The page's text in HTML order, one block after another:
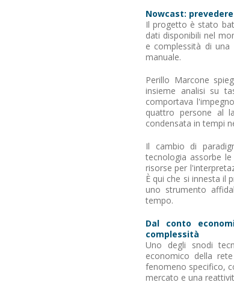
Nowcast:
Il progetto è stato
dati disponibili nel
e complessità di una
manuale.
Perillo Marcone
insieme analisi su
comportava
quattro persone al
condensata in tempi
Il cambio di
tecnologia assorbe
risorse per
È qui che si innesta il
uno strumento
tempo.
Dal conto
complessità
Uno degli snodi
economico della
fenomeno specifico,
mercato e una